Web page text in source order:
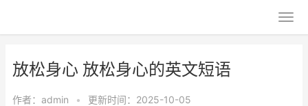
放松身心 放松身心的英文短语
作者： admin • 更新时间：2025-10-05